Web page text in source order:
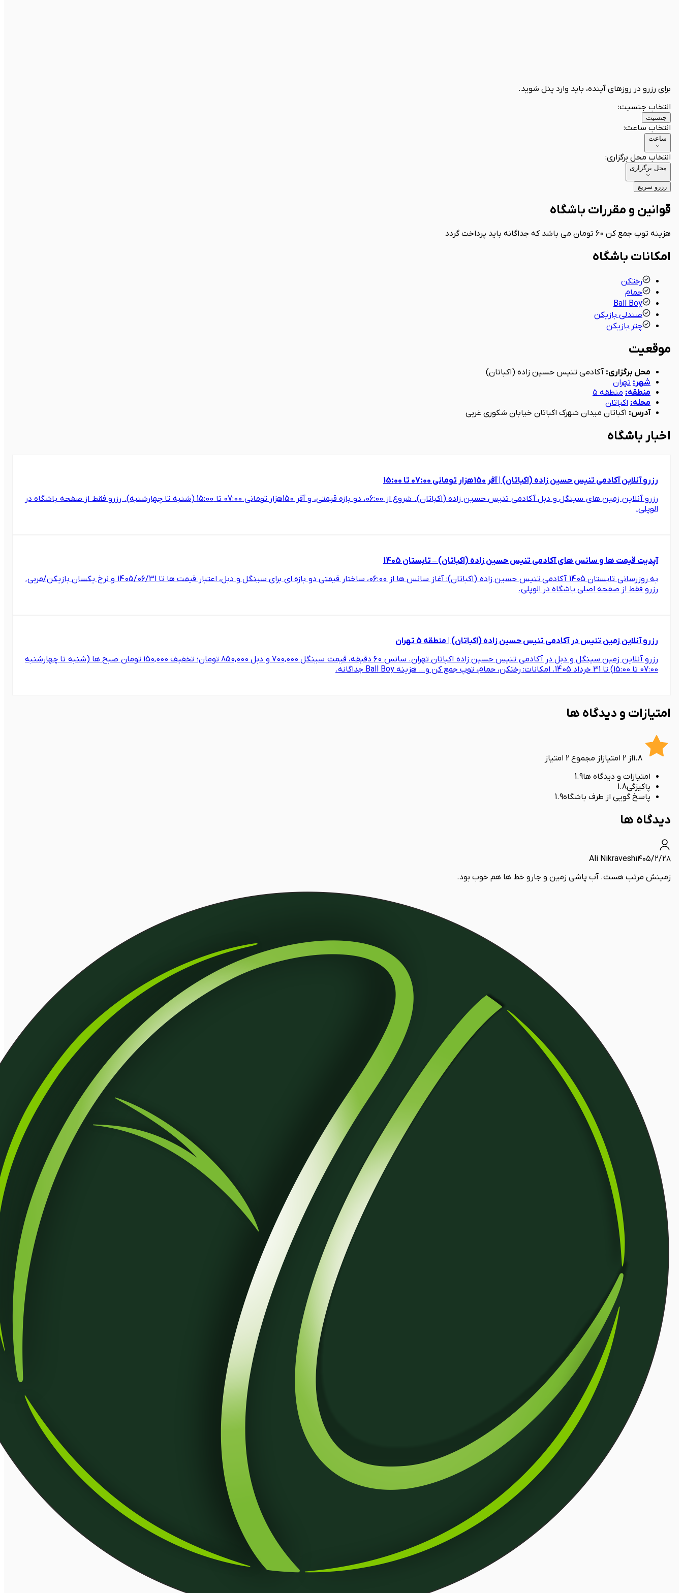
برای رزرو در روزهای آینده، باید وارد پنل شوید.
انتخاب جنسیت:
جنسیت
انتخاب ساعت:
ساعت
انتخاب محل برگزاری:
محل برگزاری
رزرو سریع
قوانین و مقررات باشگاه
هزینه توپ جمع کن 60 تومان می باشد که جداگانه باید پرداخت گردد
امکانات باشگاه
رختکن
حمام
Ball Boy
صندلی بازیکن
چتر بازیکن
موقعیت
محل برگزاری: آکادمی تنیس حسین زاده (اکباتان)
شهر: تهران
منطقه: منطقه ۵
محله: اکباتان
آدرس: اکباتان میدان شهرک اکباتان خیابان شکوری غربی
اخبار باشگاه
رزرو آنلاین آکادمی تنیس حسین زاده (اکباتان) | آفر 150هزار تومانی 07:00 تا 15:00
رزرو آنلاین زمین های سینگل و دبل آکادمی تنیس حسین زاده (اکباتان). شروع از 06:00، دو بازه قیمتی، و آفر 150هزار تومانی 07:00 تا 15:00 (شنبه تا چهارشنبه). رزرو فقط از صفحه باشگاه در
الوپلی.
آپدیت قیمت ها و سانس های آکادمی تنیس حسین زاده (اکباتان) – تابستان 1405
به روزرسانی تابستان 1405 آکادمی تنیس حسین زاده (اکباتان): آغاز سانس ها از 06:00، ساختار قیمتی دو بازه ای برای سینگل و دبل، اعتبار قیمت ها تا 1405/06/31 و نرخ یکسان بازیکن/مربی.
رزرو فقط از صفحه اصلی باشگاه در الوپلی.
رزرو آنلاین زمین تنیس در آکادمی تنیس حسین زاده (اکباتان) | منطقه 5 تهران
رزرو آنلاین زمین سینگل و دبل در آکادمی تنیس حسین زاده اکباتان تهران. سانس 60 دقیقه، قیمت سینگل 700,000 و دبل 850,000 تومان؛ تخفیف 150,000 تومان صبح ها (شنبه تا چهارشنبه
07:00 تا 15:00) تا 31 خرداد 1405. امکانات: رختکن، حمام، توپ جمع کن و… هزینه Ball Boy جداگانه.
امتیازات و دیدگاه ها
1.8از 2 امتیازاز مجموع 2 امتیاز
امتیازات و دیدگاه ها1.9
پاکیزگی1.8
پاسخ گویی از طرف باشگاه1.9
دیدگاه ها
Ali Nikravesh۱۴۰۵/۲/۲۸
زمینش مرتب هست. آب پاشی زمین و جارو خط ها هم خوب بود.